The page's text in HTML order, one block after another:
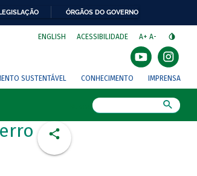
ÓRGÃOS DO GOVERNO
ENGLISH ACESSIBILIDADE A+ A-
SUSTENTÁVEL CONHECIMENTO IMPRENSA